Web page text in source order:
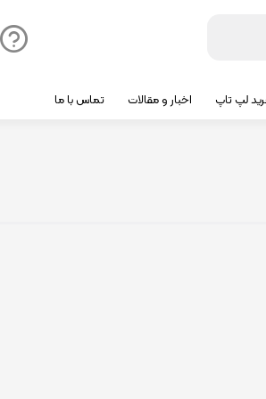
لپ تاپ اخبار و مقالات تماس با ما